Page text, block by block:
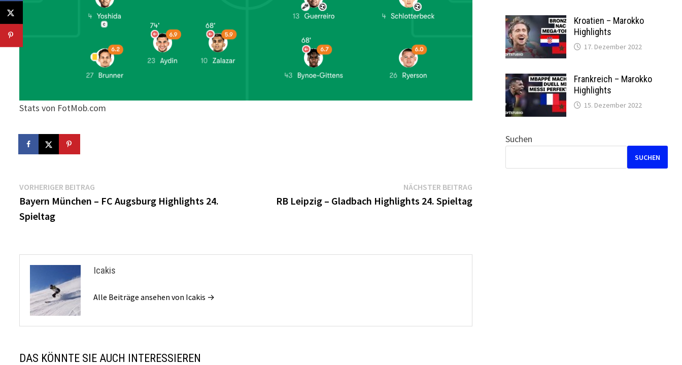
Stats von FotMob.com
Beitragsnavigation
VORHERIGER BEITRAG
Beitrag:
Bayern München – FC Augsburg Highlights 24.
Spieltag
NÄCHSTER BEITRAGNächster
Beitrag:
RB Leipzig – Gladbach Highlights 24. Spieltag
Icakis
Alle Beiträge ansehen von Icakis →
DAS KÖNNTE SIE AUCH INTERESSIEREN
Kroatien – Marokko
Highlights
17. Dezember 2022
Frankreich – Marokko
Highlights
15. Dezember 2022
Suchen
SUCHEN